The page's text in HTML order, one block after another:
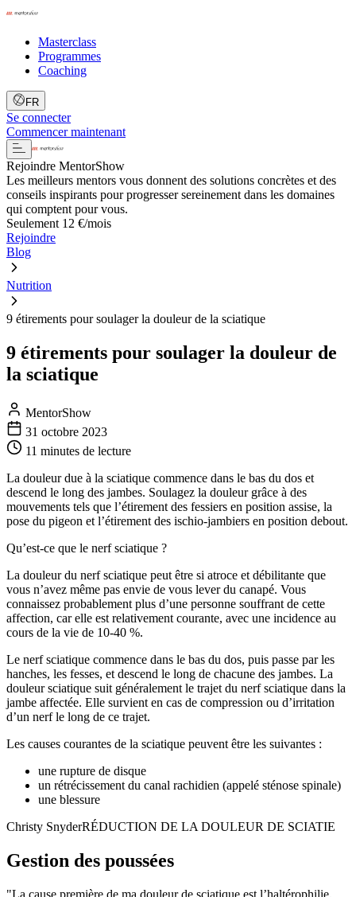
Masterclass
Programmes
Coaching
FR
Se connecter
Commencer maintenant
Rejoindre MentorShow
Les meilleurs mentors vous donnent des solutions concrètes et des
conseils inspirants pour progresser sereinement dans les domaines
qui comptent pour vous.
Seulement 12 €/mois
Rejoindre
Blog
Nutrition
9 étirements pour soulager la douleur de la sciatique
9 étirements pour soulager la douleur de
la sciatique
MentorShow
31 octobre 2023
11 minutes de lecture
La douleur due à la sciatique commence dans le bas du dos et
descend le long des jambes. Soulagez la douleur grâce à des
mouvements tels que l’étirement des fessiers en position assise, la
pose du pigeon et l’étirement des ischio-jambiers en position debout.
Qu’est-ce que le nerf sciatique ?
La douleur du nerf sciatique peut être si atroce et débilitante que
vous n’avez même pas envie de vous lever du canapé. Vous
connaissez probablement plus d’une personne souffrant de cette
affection, car elle est relativement courante, avec une incidence au
cours de la vie de 10-40 %.
Le nerf sciatique commence dans le bas du dos, puis passe par les
hanches, les fesses, et descend le long de chacune des jambes. La
douleur sciatique suit généralement le trajet du nerf sciatique dans la
jambe affectée. Elle survient en cas de compression ou d’irritation
d’un nerf le long de ce trajet.
Les causes courantes de la sciatique peuvent être les suivantes :
une rupture de disque
un rétrécissement du canal rachidien (appelé sténose spinale)
une blessure
Christy SnyderRÉDUCTION DE LA DOULEUR DE SCIATIE
Gestion des poussées
La cause première de ma douleur de sciatique est l’haltérophilie.